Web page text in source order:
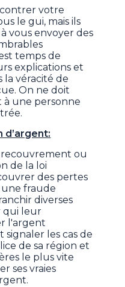
votre
le gui, mais ils
vous envoyer des
temps de
explications et
la véracité de
On ne doit
à une personne
recouvrement ou
de la loi
des pertes
une fraude
diverses
qui leur
l'argent
les cas de
de sa région et
le plus vite
ses vraies